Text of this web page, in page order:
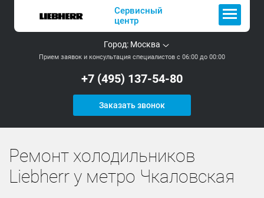
Сервисный
центр
Город: Москва
Прием заявок и консультация специалистов с 06:00 до 00:00
+7 (495) 137-54-80
Заказать звонок
Ремонт холодильников
Liebherr у метро Чкаловская